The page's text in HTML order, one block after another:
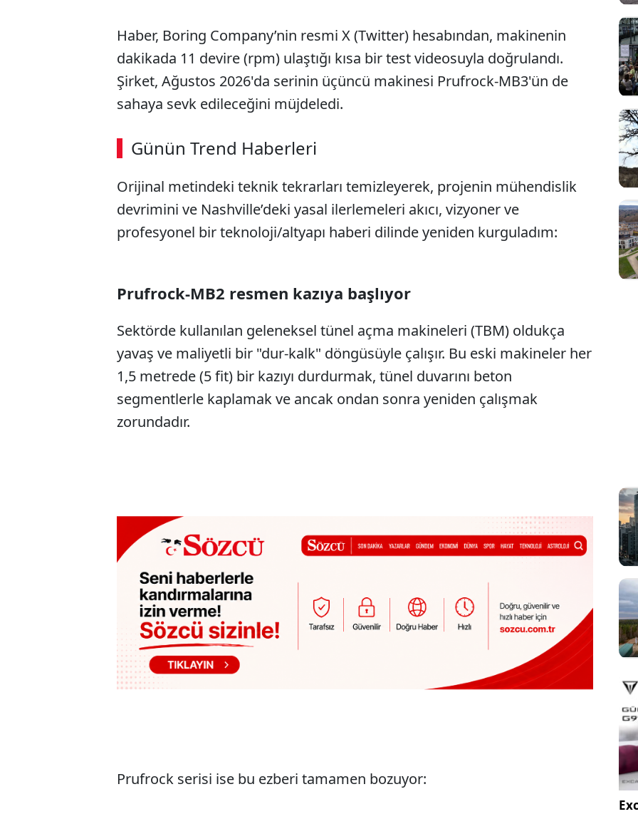
Haber, Boring Company’nin resmi X (Twitter) hesabından, makinenin
dakikada 11 devire (rpm) ulaştığı kısa bir test videosuyla doğrulandı.
Şirket, Ağustos 2026'da serinin üçüncü makinesi Prufrock-MB3'ün de
sahaya sevk edileceğini müjdeledi.
Günün Trend Haberleri
00:02 / 02:14
Sesi Aç
Orijinal metindeki teknik tekrarları temizleyerek, projenin mühendislik
devrimini ve Nashville’deki yasal ilerlemeleri akıcı, vizyoner ve
profesyonel bir teknoloji/altyapı haberi dilinde yeniden kurguladım:
Prufrock-MB2 resmen kazıya başlıyor
Sektörde kullanılan geleneksel tünel açma makineleri (TBM) oldukça
yavaş ve maliyetli bir "dur-kalk" döngüsüyle çalışır. Bu eski makineler her
1,5 metrede (5 fit) bir kazıyı durdurmak, tünel duvarını beton
segmentlerle kaplamak ve ancak ondan sonra yeniden çalışmak
zorundadır.
Prufrock serisi ise bu ezberi tamamen bozuyor: